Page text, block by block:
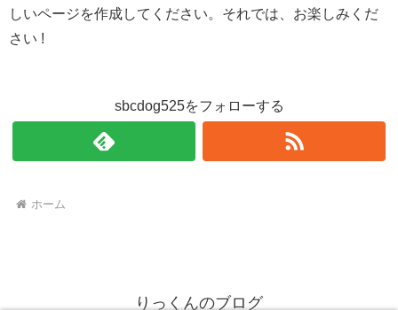
しいページを作成してください。それでは、お楽しみくだ
さい !
sbcdog525をフォローする
ホーム
りっくんのブログ